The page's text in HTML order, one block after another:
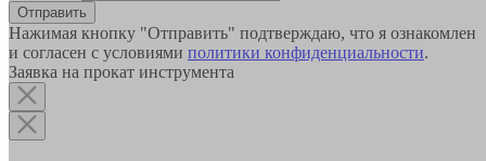
Отправить
Нажимая кнопку "Отправить" подтверждаю, что я ознакомлен
и согласен с условиями политики конфиденциальности.
Заявка на прокат инструмента